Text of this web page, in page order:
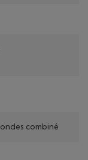
combiné